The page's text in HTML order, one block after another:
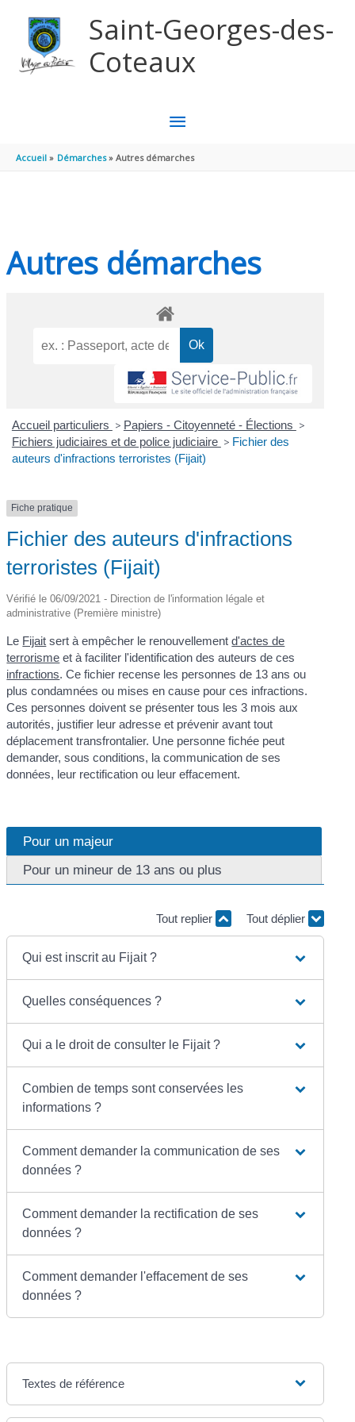
Saint-Georges-des-
Coteaux
MENU
PRINCIPAL
Accueil Démarches Autres démarches
Autres démarches
Accueil particuliers > Papiers - Citoyenneté - Élections >
Fichiers judiciaires et de police judiciaire > Fichier des
auteurs d'infractions terroristes (Fijait)
Fiche pratique
Fichier des auteurs d'infractions
terroristes (Fijait)
Vérifié le 06/09/2021 - Direction de l'information légale et
administrative (Première ministre)
Le Fijait sert à empêcher le renouvellementd'actes de
terrorisme et à faciliter l'identification des auteurs de ces
infractions. Ce fichier recense les personnes de 13 ans ou
plus condamnées ou mises en cause pour ces infractions.
Ces personnes doivent se présenter tous les 3 mois aux
autorités, justifier leur adresse et prévenir avant tout
déplacement transfrontalier. Une personne fichée peut
demander, sous conditions, la communication de ses
données, leur rectification ou leur effacement.
Pour un majeur
Pour un mineur de 13 ans ou plus
Tout replier Tout déplier
Qui est inscrit au Fijait ?
Quelles conséquences ?
Qui a le droit de consulter le Fijait ?
Combien de temps sont conservées les
informations ?
Comment demander la communication de ses
données ?
Comment demander la rectification de ses
données ?
Comment demander l'effacement de ses
données ?
Textes de référence